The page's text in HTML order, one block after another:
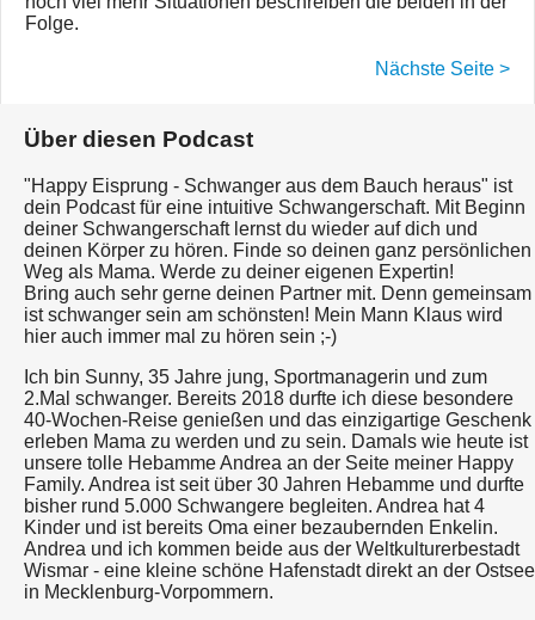
Folge.
Nächste Seite >
Über diesen Podcast
"Happy Eisprung - Schwanger aus dem Bauch heraus" ist
dein Podcast für eine intuitive Schwangerschaft. Mit Beginn
deiner Schwangerschaft lernst du wieder auf dich und
deinen Körper zu hören. Finde so deinen ganz persönlichen
Weg als Mama. Werde zu deiner eigenen Expertin!
Bring auch sehr gerne deinen Partner mit. Denn gemeinsam
ist schwanger sein am schönsten! Mein Mann Klaus wird
hier auch immer mal zu hören sein ;-)
Ich bin Sunny, 35 Jahre jung, Sportmanagerin und zum
2.Mal schwanger. Bereits 2018 durfte ich diese besondere
40-Wochen-Reise genießen und das einzigartige Geschenk
erleben Mama zu werden und zu sein. Damals wie heute ist
unsere tolle Hebamme Andrea an der Seite meiner Happy
Family. Andrea ist seit über 30 Jahren Hebamme und durfte
bisher rund 5.000 Schwangere begleiten. Andrea hat 4
Kinder und ist bereits Oma einer bezaubernden Enkelin.
Andrea und ich kommen beide aus der Weltkulturerbestadt
Wismar - eine kleine schöne Hafenstadt direkt an der Ostsee
in Mecklenburg-Vorpommern.